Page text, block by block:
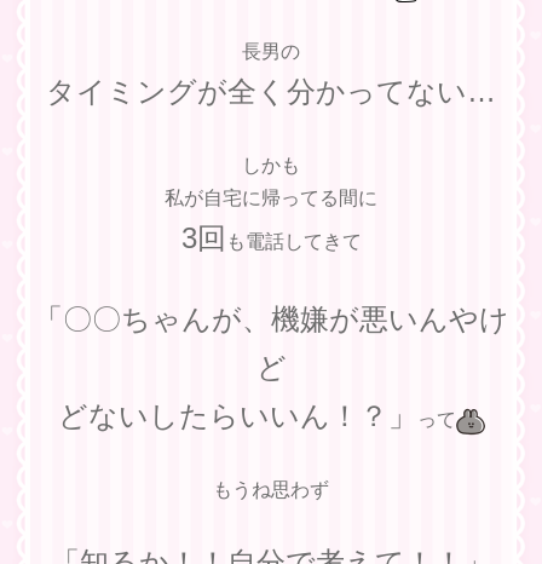
長男の
タイミングが全く分かってない…
しかも
私が自宅に帰ってる間に
3回 も電話してきて
「〇〇ちゃんが、機嫌が悪いんやけ
ど
どないしたらいいん！？」
って
もうね思わず